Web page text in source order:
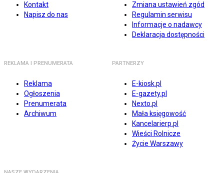
Kontakt
Napisz do nas
Zmiana ustawień zgód
Regulamin serwisu
Informacje o nadawcy
Deklaracja dostępności
REKLAMA I PRENUMERATA
Reklama
Ogłoszenia
Prenumerata
Archiwum
PARTNERZY
E-kiosk.pl
E-gazety.pl
Nexto.pl
Mała księgowość
Kancelarierp.pl
Wieści Rolnicze
Życie Warszawy